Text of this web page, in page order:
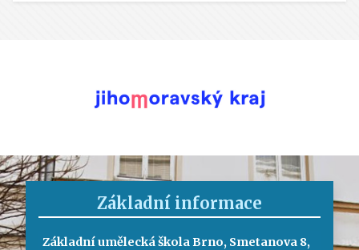
Základní informace
Základní umělecká škola Brno, Smetanova 8,